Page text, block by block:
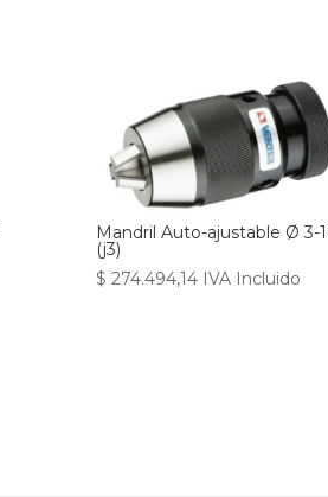
Mandril Auto-ajustable Ø 3-
(j3)
$ 274.494,14 IVA Incluido